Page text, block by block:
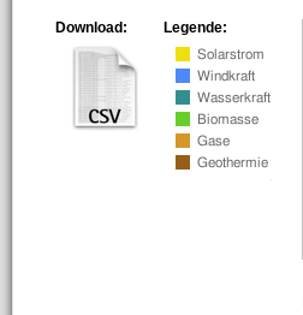
Legende:
Download: